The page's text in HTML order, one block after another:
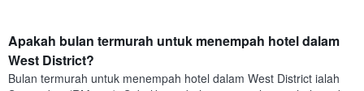
Apakah bulan termurah untuk menempah hotel dalam
West District?
Bulan termurah untuk menempah hotel dalam West District ialah